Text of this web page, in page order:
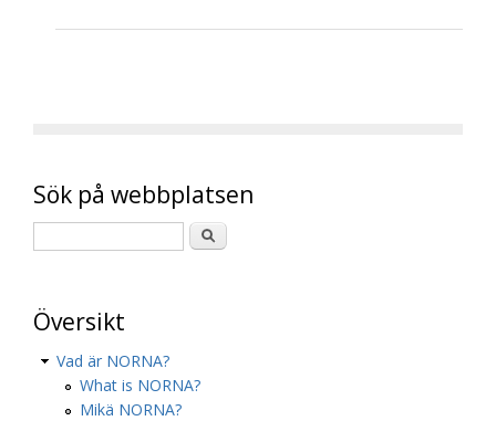
Sök på webbplatsen
Översikt
Vad är NORNA?
What is NORNA?
Mikä NORNA?